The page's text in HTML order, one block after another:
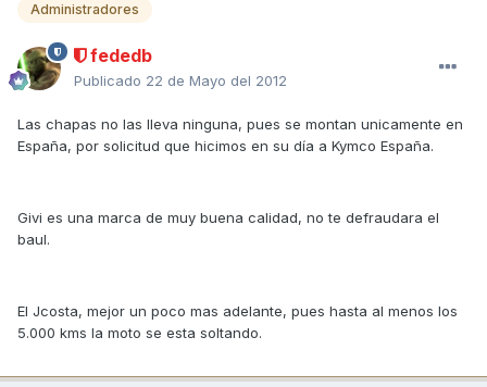
Administradores
fededb
Publicado 22 de Mayo del 2012
Las chapas no las lleva ninguna, pues se montan unicamente en
España, por solicitud que hicimos en su día a Kymco España.
Givi es una marca de muy buena calidad, no te defraudara el
baul.
El Jcosta, mejor un poco mas adelante, pues hasta al menos los
5.000 kms la moto se esta soltando.